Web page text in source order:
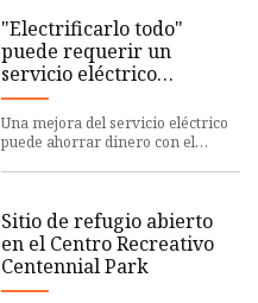
"Electrificarlo todo"
puede requerir un
servicio eléctrico
mejorado
Una mejora del servicio eléctrico
puede ahorrar dinero con el
Sitio de refugio abierto
en el Centro Recreativo
Centennial Park